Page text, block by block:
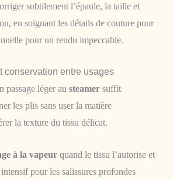
subtilement l’épaule, la taille et
en soignant les détails de couture pour
pour un rendu impeccable.
conservation entre usages
passage léger au steamer suffit
les plis sans user la matière
la texture du tissu délicat.
à la vapeur quand le tissu l’autorise et
pour les salissures profondes